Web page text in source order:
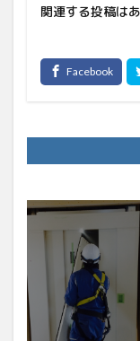
関連する投稿は